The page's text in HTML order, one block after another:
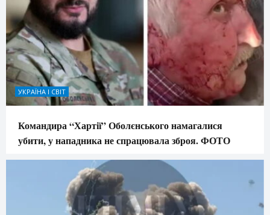
УКРАЇНА І СВІТ
Командира “Хартії” Оболєнського намагалися
убити, у нападника не спрацювала зброя. ФОТО